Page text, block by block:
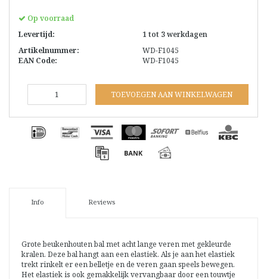
Op voorraad
Levertijd:
1 tot 3 werkdagen
Artikelnummer:
WD-F1045
EAN Code:
WD-F1045
TOEVOEGEN AAN WINKELWAGEN
Info Reviews
Grote beukenhouten bal met acht lange veren met gekleurde
kralen. Deze bal hangt aan een elastiek. Als je aan het elastiek
trekt rinkelt er een belletje en de veren gaan speels bewegen.
Het elastiek is ook gemakkelijk vervangbaar door een touwtje